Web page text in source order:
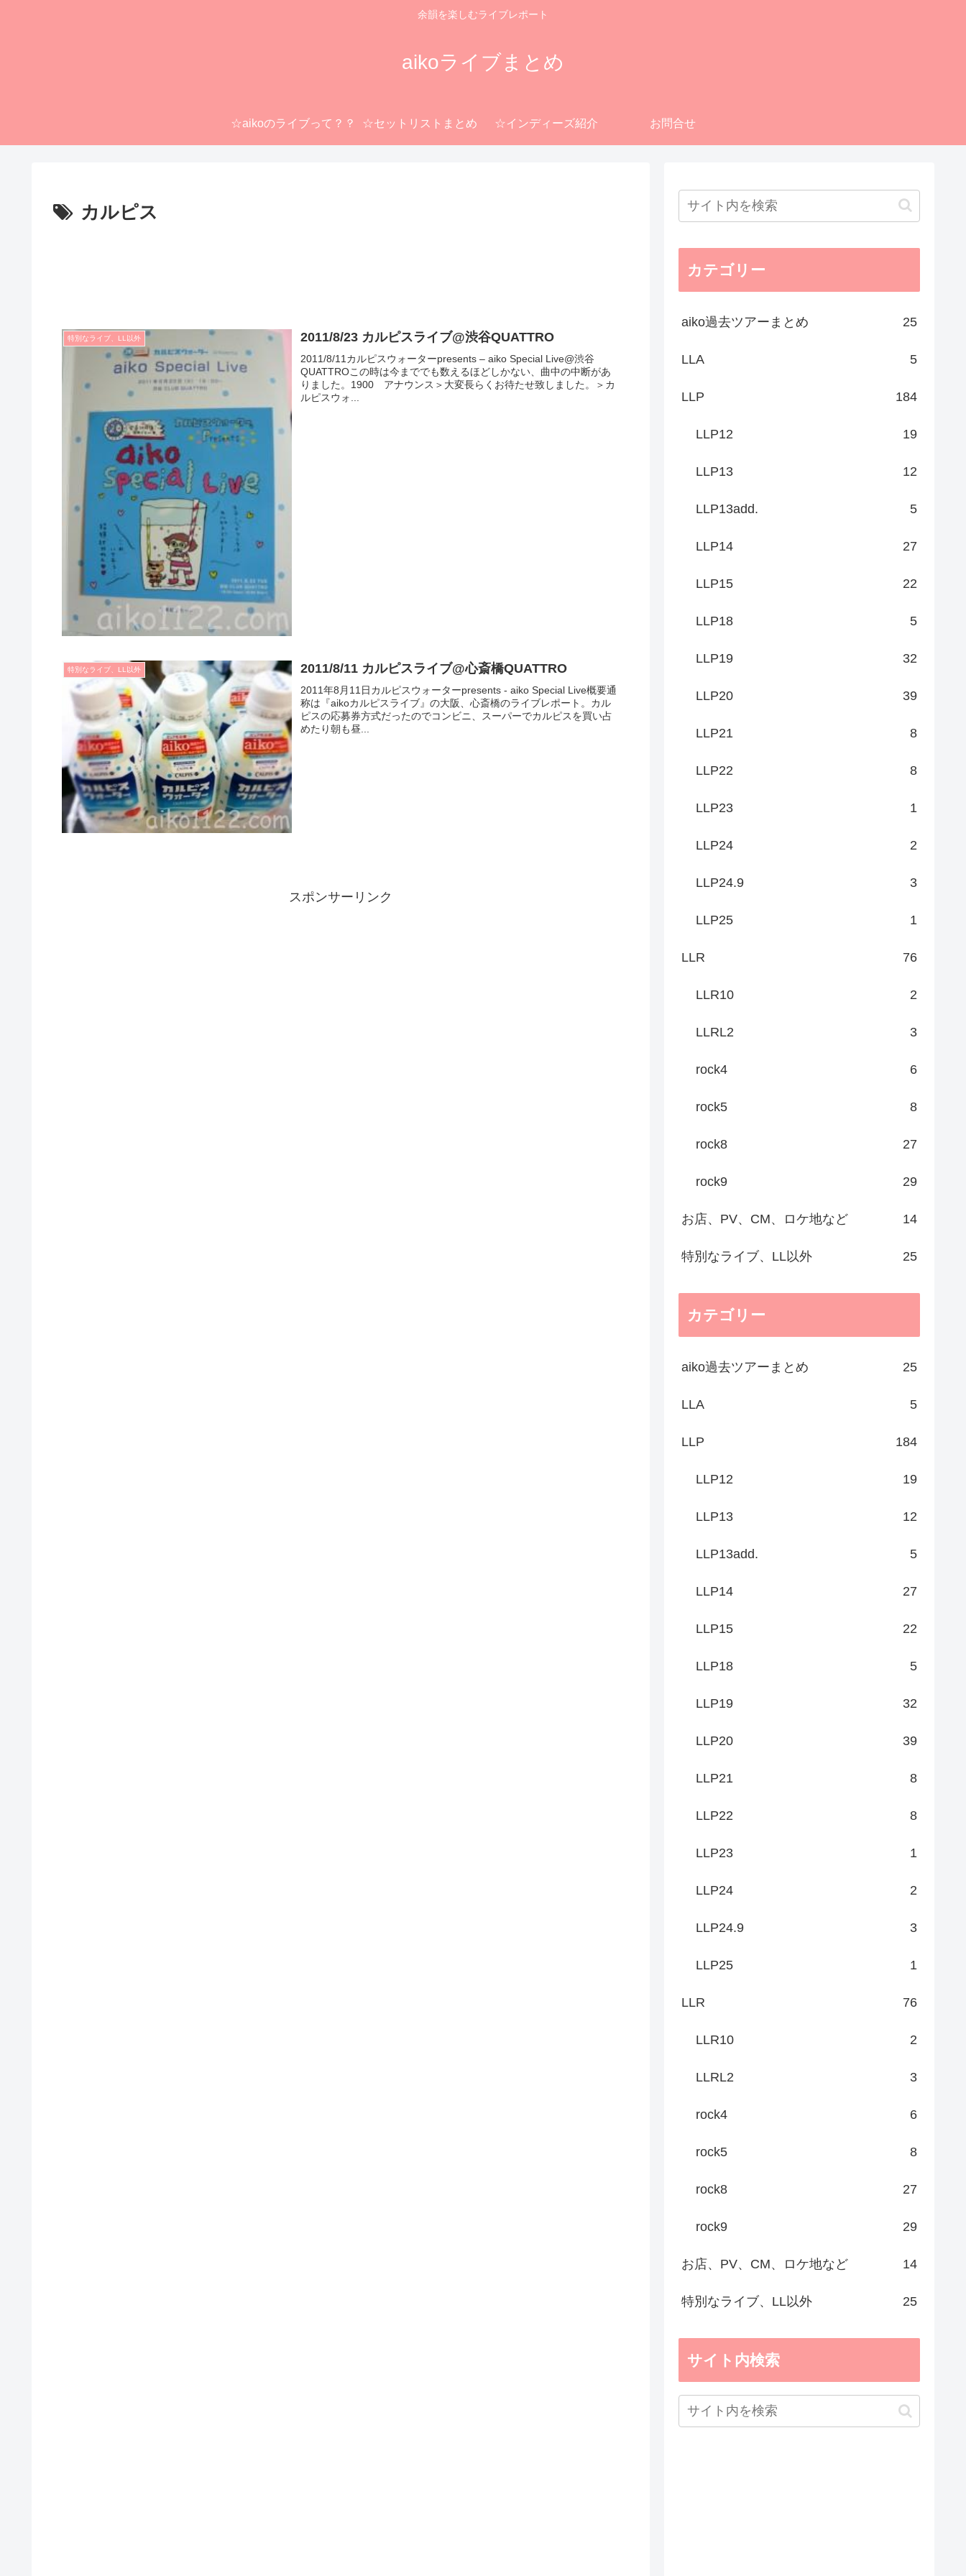
余韻を楽しむライブレポート
aikoライブまとめ
☆aikoのライブって？？ ☆セットリストまとめ ☆インディーズ紹介 お問合せ
カルピス
特別なライブ、LL以外 2011/8/23 カルピスライブ@渋谷QUATTRO
2011/8/11カルピスウォーターpresents – aiko Special Live@渋谷
QUATTROこの時は今まででも数えるほどしかない、曲中の中断があ
りました。1900 アナウンス＞大変長らくお待たせ致しました。＞カ
ルピスウォ...
特別なライブ、LL以外 2011/8/11 カルピスライブ@心斎橋QUATTRO
2011年8月11日カルピスウォーターpresents - aiko Special Live概要通
称は『aikoカルピスライブ』の大阪、心斎橋のライブレポート。カル
ピスの応募券方式だったのでコンビニ、スーパーでカルピスを買い占
めたり朝も昼...
スポンサーリンク
カテゴリー
aiko過去ツアーまとめ 25
LLA 5
LLP 184
LLP12 19
LLP13 12
LLP13add. 5
LLP14 27
LLP15 22
LLP18 5
LLP19 32
LLP20 39
LLP21 8
LLP22 8
LLP23 1
LLP24 2
LLP24.9 3
LLP25 1
LLR 76
LLR10 2
LLRL2 3
rock4 6
rock5 8
rock8 27
rock9 29
お店、PV、CM、ロケ地など 14
特別なライブ、LL以外 25
カテゴリー
aiko過去ツアーまとめ 25
LLA 5
LLP 184
LLP12 19
LLP13 12
LLP13add. 5
LLP14 27
LLP15 22
LLP18 5
LLP19 32
LLP20 39
LLP21 8
LLP22 8
LLP23 1
LLP24 2
LLP24.9 3
LLP25 1
LLR 76
LLR10 2
LLRL2 3
rock4 6
rock5 8
rock8 27
rock9 29
お店、PV、CM、ロケ地など 14
特別なライブ、LL以外 25
サイト内検索